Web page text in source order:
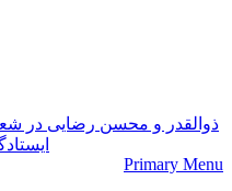
ذوالقدر و محسن رضایی در
Primary Menu